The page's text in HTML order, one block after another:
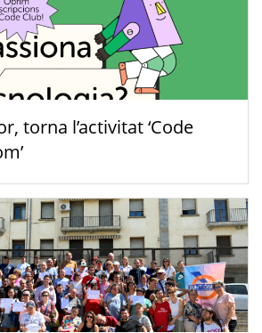
torna l’activitat ‘Code